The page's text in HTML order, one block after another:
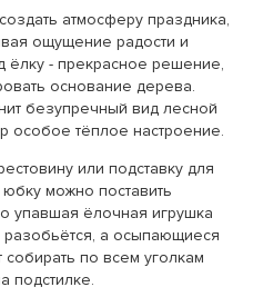
атмосферу праздника,
ощущение радости и
ёлку - прекрасное решение,
основание дерева.
безупречный вид лесной
особое тёплое настроение.
или подставку для
можно поставить
упавшая ёлочная игрушка
разобьётся, а осыпающиеся
по всем уголкам
подстилке.